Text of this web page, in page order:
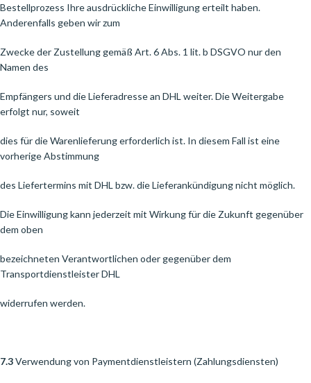
Bestellprozess Ihre ausdrückliche Einwilligung erteilt haben.
Anderenfalls geben wir zum
Zwecke der Zustellung gemäß Art. 6 Abs. 1 lit. b DSGVO nur den
Namen des
Empfängers und die Lieferadresse an DHL weiter. Die Weitergabe
erfolgt nur, soweit
dies für die Warenlieferung erforderlich ist. In diesem Fall ist eine
vorherige Abstimmung
des Liefertermins mit DHL bzw. die Lieferankündigung nicht möglich.
Die Einwilligung kann jederzeit mit Wirkung für die Zukunft gegenüber
dem oben
bezeichneten Verantwortlichen oder gegenüber dem
Transportdienstleister DHL
widerrufen werden.
7.3Verwendung von Paymentdienstleistern (Zahlungsdiensten)